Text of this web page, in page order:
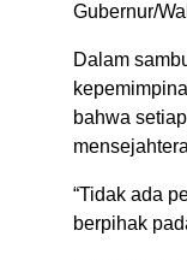
Gubernur/
Dalam
bahwa
“Tidak ada
berpihak